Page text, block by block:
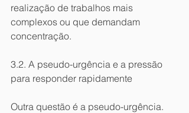
realização de trabalhos mais
complexos ou que demandam
concentração.
3.2. A pseudo-urgência e a pressão
para responder rapidamente
Outra questão é a pseudo-urgência.